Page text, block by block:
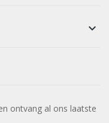
keyboard_arrow_down
ontvang al ons laatste